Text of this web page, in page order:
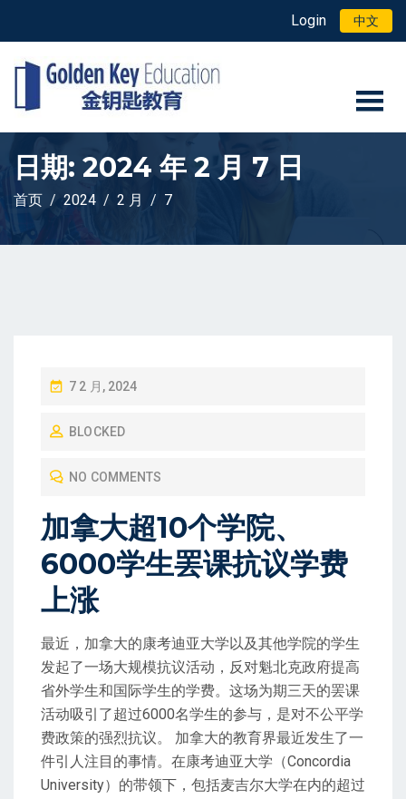
Login 中文
日期: 2024 年 2 月 7 日
首页 2024 2 月 7
P
S
O
N
7 2 月, 2024
BLOCKED
NO COMMENTS
加拿大超10个学院、
6000学生罢课抗议学费
上涨
最近，加拿大的康考迪亚大学以及其他学院的学生
发起了一场大规模抗议活动，反对魁北克政府提高
省外学生和国际学生的学费。这场为期三天的罢课
活动吸引了超过6000名学生的参与，是对不公平学
费政策的强烈抗议。 加拿大的教育界最近发生了一
件引人注目的事情。在康考迪亚大学（Concordia
University）的带领下，包括麦吉尔大学在内的超过